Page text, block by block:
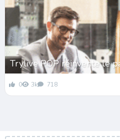
Trylive POP réinvente le
0 3k 718